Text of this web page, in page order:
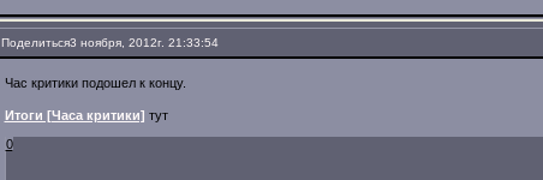
Поделиться3 ноября, 2012г. 21:33:54
Час критики подошел к концу.
Итоги [Часа критики] тут
0